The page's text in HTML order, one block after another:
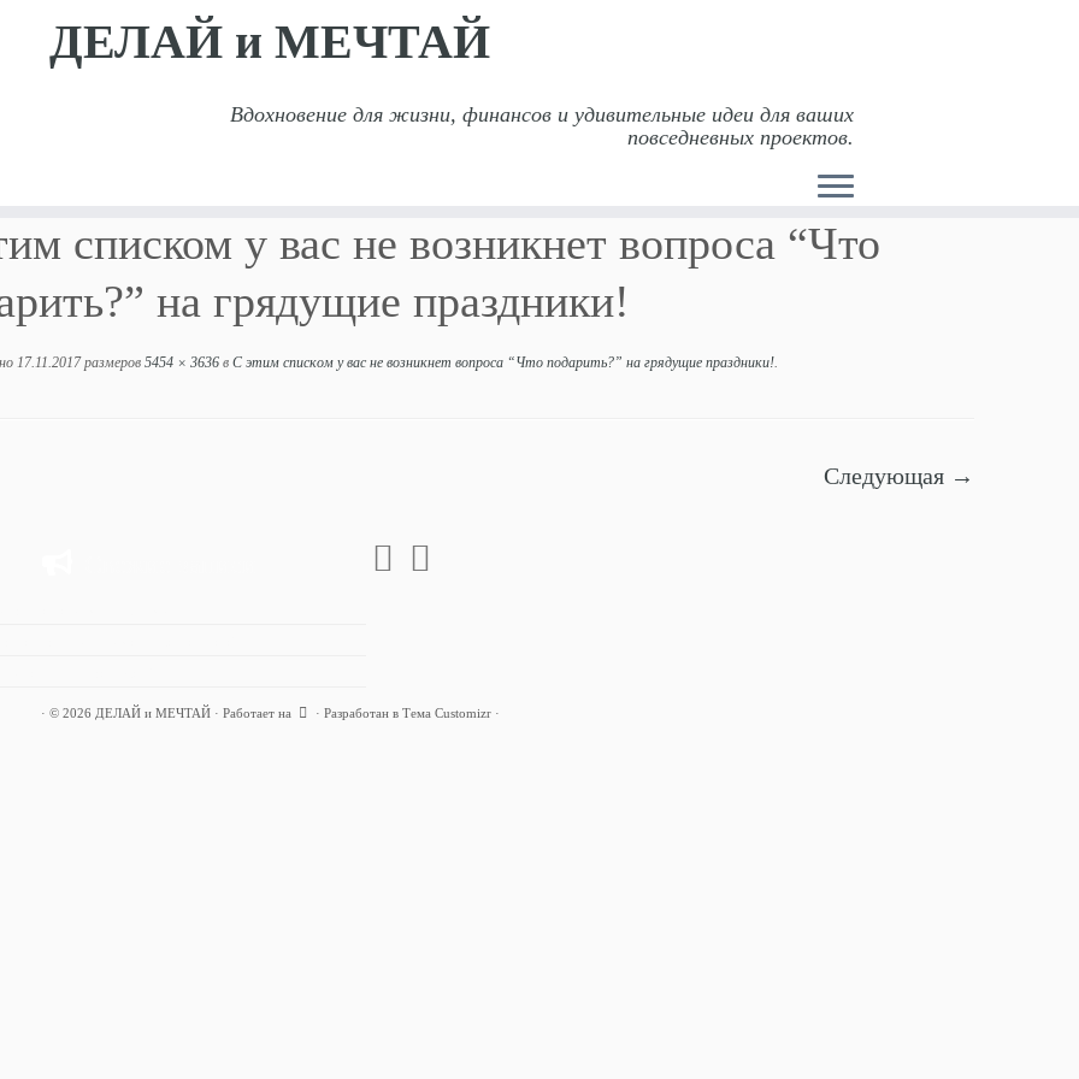
ДЕЛАЙ и МЕЧТАЙ
Вдохновение для жизни, финансов и удивительные идеи для ваших
повседневных проектов.
С этим списком у вас не возникнет
списком у вас не возникнет вопроса “Что
на грядущие праздники!
17.11.2017размеров 5454 × 3636 в С этим списком у вас не возникнет вопроса “Что подарить?” на грядущие праздники!.
Следующая →
· © 2026 ДЕЛАЙ и МЕЧТАЙ· Работает на · Разработан в Тема Customizr·